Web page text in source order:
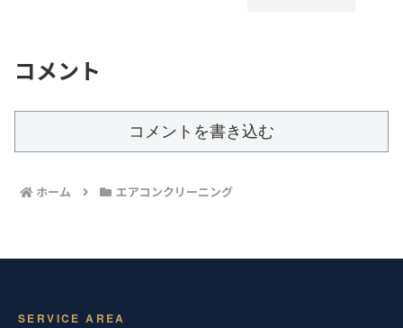
コメント
コメントを書き込む
ホーム エアコンクリーニング
SERVICE AREA